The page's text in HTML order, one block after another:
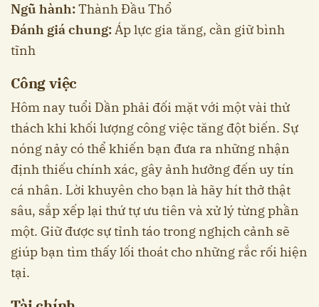
Ngũ hành:Thành Đầu Thổ
Đánh giá chung:Áp lực gia tăng, cần giữ bình
tĩnh
Công việc
Hôm nay tuổi Dần phải đối mặt với một vài thử
thách khi khối lượng công việc tăng đột biến. Sự
nóng nảy có thể khiến bạn đưa ra những nhận
định thiếu chính xác, gây ảnh hưởng đến uy tín
cá nhân. Lời khuyên cho bạn là hãy hít thở thật
sâu, sắp xếp lại thứ tự ưu tiên và xử lý từng phần
một. Giữ được sự tỉnh táo trong nghịch cảnh sẽ
giúp bạn tìm thấy lối thoát cho những rắc rối hiện
tại.